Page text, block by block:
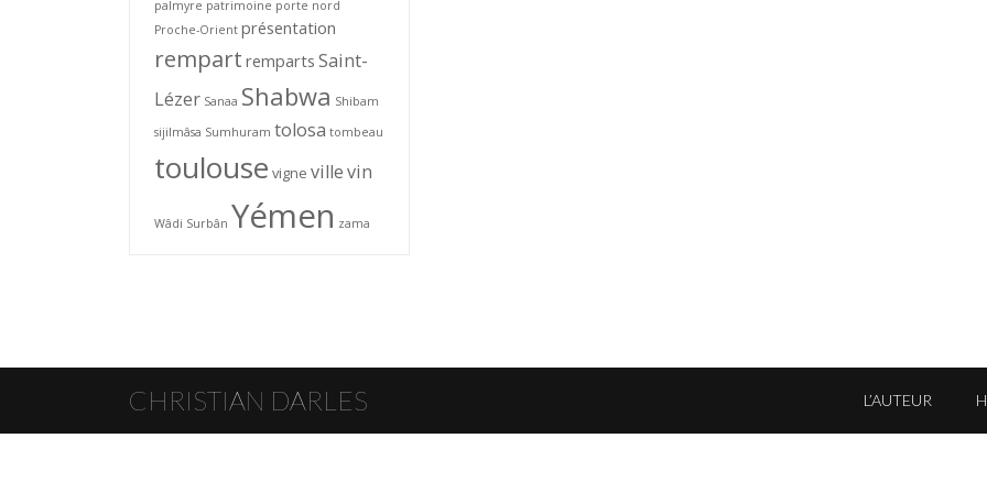
palmyre patrimoine porte nord
Proche-Orient présentation
rempart remparts Saint-
Lézer Sanaa Shabwa Shibam
sijilmâsa Sumhuram tolosa tombeau
toulouse vigne villevin
Wâdi Surbân Yémen zama
CHRISTIAN DARLES L’AUTEUR